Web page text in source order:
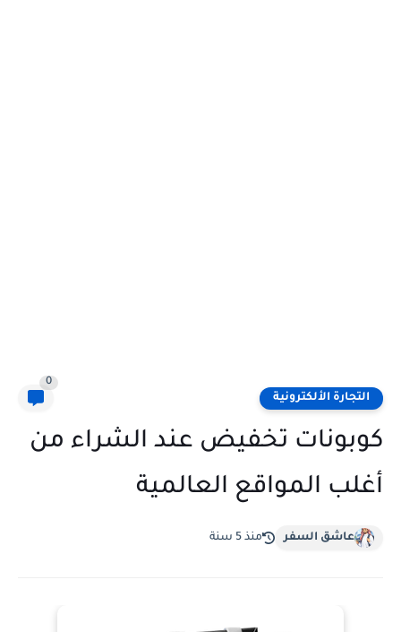
التجارة الألكترونية
0
كوبونات تخفيض عند الشراء من
أغلب المواقع العالمية
عاشق السفر منذ 5 سنة